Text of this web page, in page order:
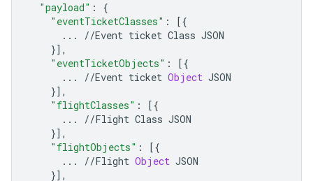
"payload" :
{
"eventTicketClasses" :
[{
...
//Event ticket Class JSON
}],
"eventTicketObjects" :
[{
...
//Event ticket Object JSON
}],
"flightClasses" :
[{
...
//Flight Class JSON
}],
"flightObjects" :
[{
...
//Flight Object JSON
}],